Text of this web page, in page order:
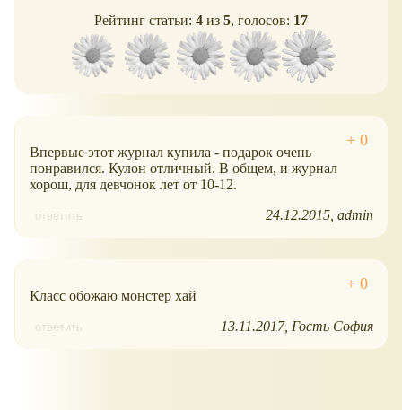
Рейтинг статьи: 4 из 5, голосов: 17
Впервые этот журнал купила - подарок очень
понравился. Кулон отличный. В общем, и журнал
хорош, для девчонок лет от 10-12.
ответить 24.12.2015 admin
Класс обожаю монстер хай
ответить 13.11.2017 Гость София